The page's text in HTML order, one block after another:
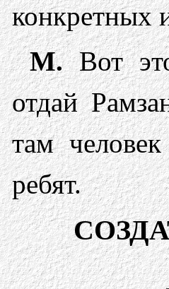
конкретных
М.Вот
отдай
там
ребят.